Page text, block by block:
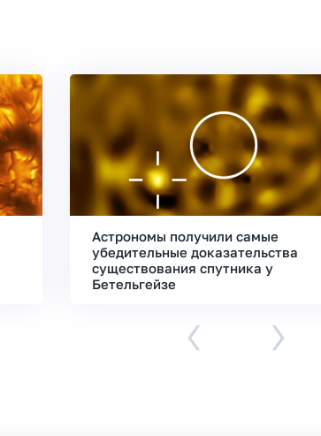
Астрономы получили самые
убедительные доказательства
существования спутника у
Бетельгейзе
‹ ›